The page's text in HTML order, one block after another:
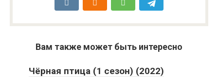
Вам также может быть интересно
Чёрная птица (1 сезон) (2022)